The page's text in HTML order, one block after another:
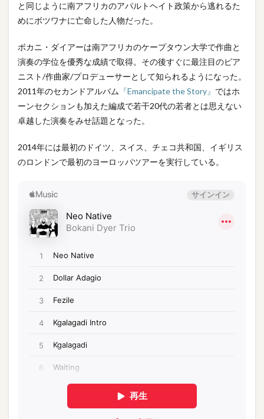
と同じように南アフリカのアパルトヘイト政策から逃れるた
めにボツワナに亡命した人物だった。
ボカニ・ダイアーは南アフリカのケープタウン大学で作曲と
演奏の学位を優秀な成績で取得。その後すぐに最注目のピア
ニスト/作曲家/プロデューサーとして知られるようになった。
2011年のセカンドアルバム 『Emancipate the Story』 ではホ
ーンセクションも加えた編成で若干20代の若者とは思えない
卓越した演奏をみせ話題となった。
2014年には最初のドイツ、スイス、チェコ共和国、イギリス
のロンドンで最初のヨーロッパツアーを実行している。